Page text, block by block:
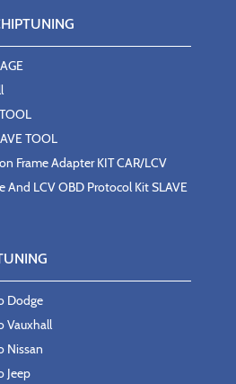
TOOL
Frame Adapter KIT CAR/LCV
And LCV OBD Protocol Kit SLAVE
Dodge
Vauxhall
Nissan
Jeep